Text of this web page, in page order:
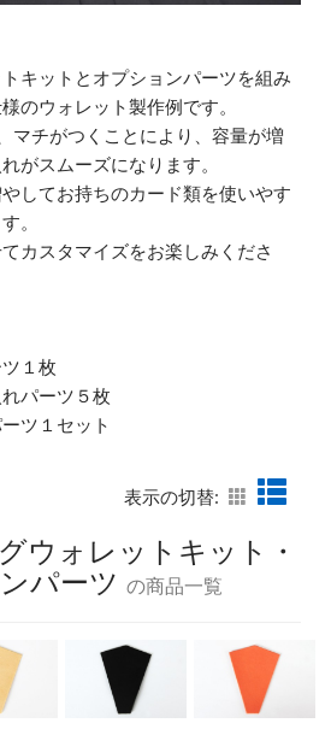
キットとオプションパーツを組み
のウォレット製作例です。
マチがつくことにより、容量が増
がスムーズになります。
してお持ちのカード類を使いやす
。
カスタマイズをお楽しみくださ
１枚
パーツ５枚
ツ１セット
表示の切替:
ウォレットキット・
パーツ の商品一覧